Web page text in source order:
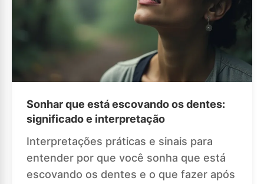
Sonhar que está escovando os dentes:
significado e interpretação
Interpretações práticas e sinais para
entender por que você sonha que está
escovando os dentes e o que fazer após